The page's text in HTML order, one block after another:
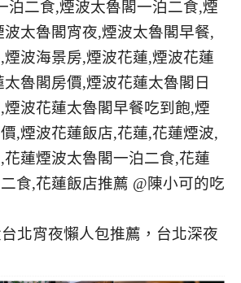
北宵夜懶人包推薦，台北深夜